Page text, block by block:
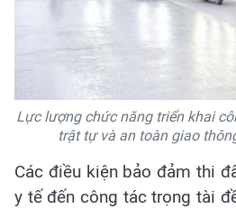
Lực lượng chức năng triển khai
trật tự và an toàn giao
Các điều kiện bảo đảm thi
y tế đến công tác trọng tài